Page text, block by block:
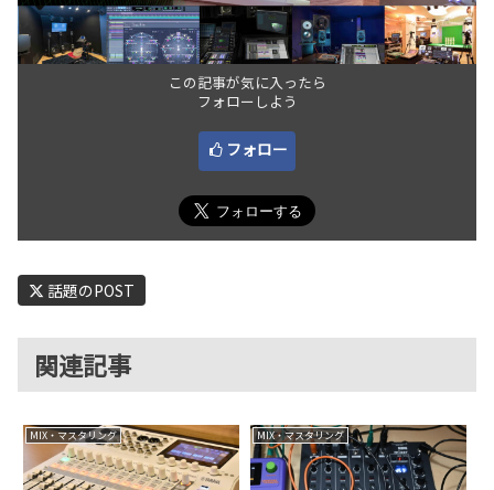
この記事が気に入ったら
フォローしよう
フォロー
話題のPOST
関連記事
MIX・マスタリング MIX・マスタリング